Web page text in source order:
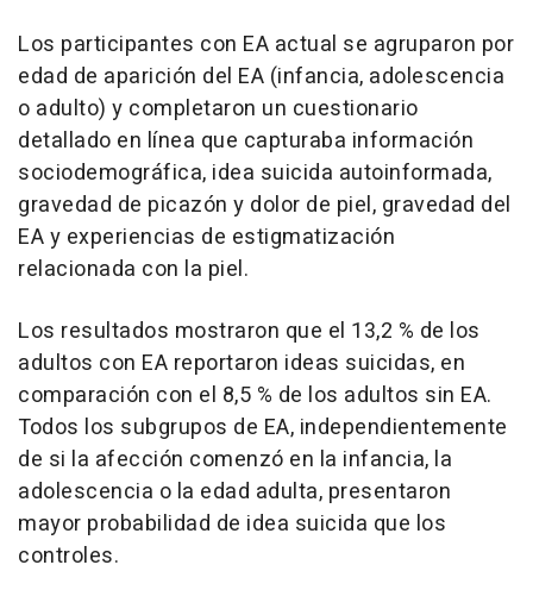
Los participantes con EA actual se agruparon por
edad de aparición del EA (infancia, adolescencia
o adulto) y completaron un cuestionario
detallado en línea que capturaba información
sociodemográfica, idea suicida autoinformada,
gravedad de picazón y dolor de piel, gravedad del
EA y experiencias de estigmatización
relacionada con la piel.
Los resultados mostraron que el 13,2 % de los
adultos con EA reportaron ideas suicidas, en
comparación con el 8,5 % de los adultos sin EA.
Todos los subgrupos de EA, independientemente
de si la afección comenzó en la infancia, la
adolescencia o la edad adulta, presentaron
mayor probabilidad de idea suicida que los
controles.